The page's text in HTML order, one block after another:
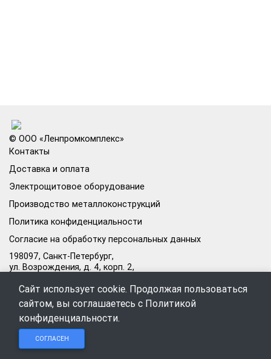
© ООО «Ленпромкомплекс»
Контакты
Доставка и оплата
Электрощитовое оборудование
Производство металлоконструкций
Политика конфиденциальности
Согласие на обработку персональных данных
198097, Санкт-Петербург,
ул. Возрождения, д. 4, корп. 2,
Режим работы офиса:
Пн–Пт: 09:00–18:00
+7 (812) 309-98-44
Сайт использует cookie. Продолжая пользоваться
сайтом, вы соглашаетесь с Политикой
конфиденциальности.
СОГЛАСЕН